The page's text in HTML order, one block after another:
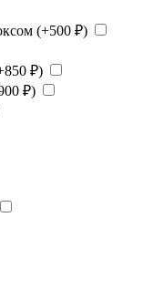
(+500 ₽)
850 ₽)
₽)